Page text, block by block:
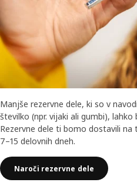
Manjše rezervne dele, ki so v
številko (npr. vijaki ali gumbi),
Rezervne dele ti bomo dostavili
7–15 delovnih dneh.
Naroči rezervne dele